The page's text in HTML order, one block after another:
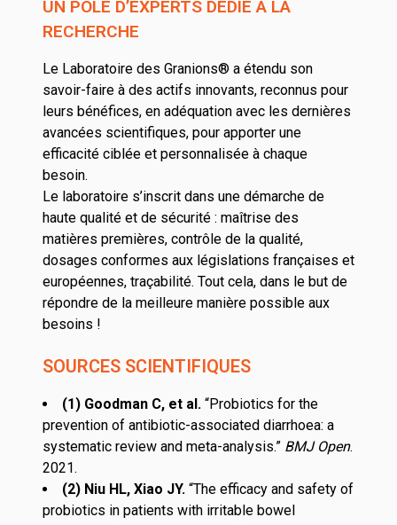
UN PÔLE D’EXPERTS DÉDIÉ À LA
RECHERCHE
Le Laboratoire des Granions® a étendu son
savoir-faire à des actifs innovants, reconnus pour
leurs bénéfices, en adéquation avec les dernières
avancées scientifiques, pour apporter une
efficacité ciblée et personnalisée à chaque
besoin.
Le laboratoire s’inscrit dans une démarche de
haute qualité et de sécurité : maîtrise des
matières premières, contrôle de la qualité,
dosages conformes aux législations françaises et
européennes, traçabilité. Tout cela, dans le but de
répondre de la meilleure manière possible aux
besoins !
SOURCES SCIENTIFIQUES
(1) Goodman C, et al. “Probiotics for the
prevention of antibiotic-associated diarrhoea: a
systematic review and meta-analysis.” BMJ Open.
2021.
(2) Niu HL, Xiao JY. “The efficacy and safety of
probiotics in patients with irritable bowel